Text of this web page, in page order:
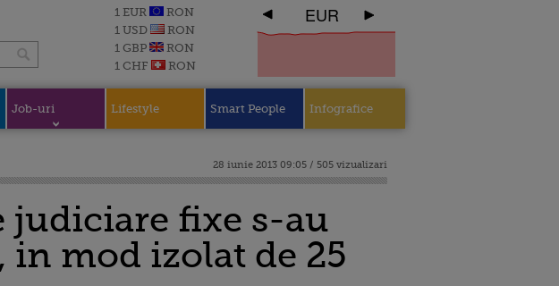
1 EUR
RON
1 USD
RON
1 GBP
RON
1 CHF
RON
EUR
Job-uri Lifestyle Smart People Infografice
28 iunie 2013 09:05 / 505 vizualizari
judiciare fixe s-au
in mod izolat de 25